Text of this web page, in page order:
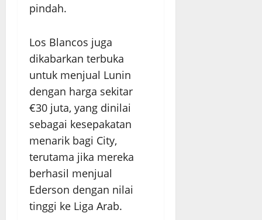
pindah.
Los Blancos juga
dikabarkan terbuka
untuk menjual Lunin
dengan harga sekitar
€30 juta, yang dinilai
sebagai kesepakatan
menarik bagi City,
terutama jika mereka
berhasil menjual
Ederson dengan nilai
tinggi ke Liga Arab.